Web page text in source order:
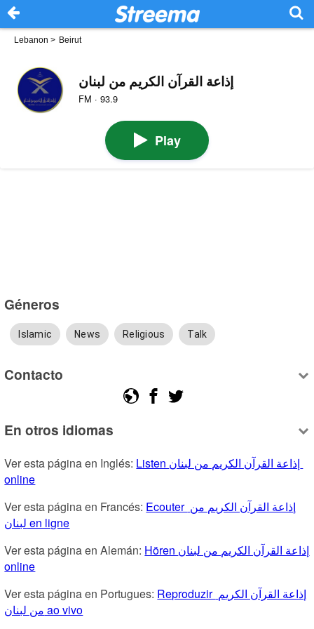
Lebanon > Beirut
إذاعة القرآن الكريم من لبنان
FM · 93.9
Play
Géneros
Islamic News Religious Talk
Contacto
En otros idiomas
Ver esta página en Inglés: Listen إذاعة القرآن الكريم من لبنان
online
Ver esta página en Francés: Ecouter إذاعة القرآن الكريم من
لبنان en ligne
Ver esta página en Alemán: Hören إذاعة القرآن الكريم من لبنان
online
Ver esta página en Portugues: Reproduzir إذاعة القرآن الكريم
من لبنان ao vivo